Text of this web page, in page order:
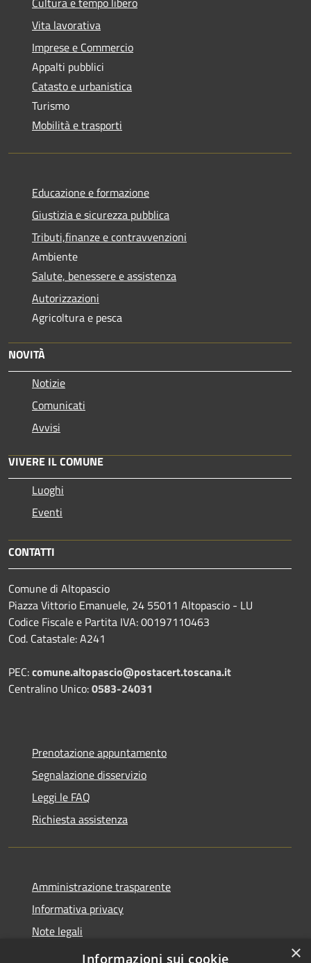
Vita lavorativa
Imprese e Commercio
Appalti pubblici
Catasto e urbanistica
Turismo
Mobilità e trasporti
Educazione e formazione
Giustizia e sicurezza pubblica
Tributi,finanze e contravvenzioni
Ambiente
Salute, benessere e assistenza
Autorizzazioni
Agricoltura e pesca
NOVITÀ
Notizie
Comunicati
Avvisi
VIVERE IL COMUNE
Luoghi
Eventi
CONTATTI
Comune di Altopascio
Piazza Vittorio Emanuele, 24 55011 Altopascio - LU
Codice Fiscale e Partita IVA: 00197110463
Cod. Catastale: A241
PEC:comune.altopascio@postacert.toscana.it
Centralino Unico:0583-24031
Prenotazione appuntamento
Segnalazione disservizio
Leggi le FAQ
Richiesta assistenza
Amministrazione trasparente
Informativa privacy
Note legali
Dichiarazione di accessibilità
×
Informazioni sui cookie